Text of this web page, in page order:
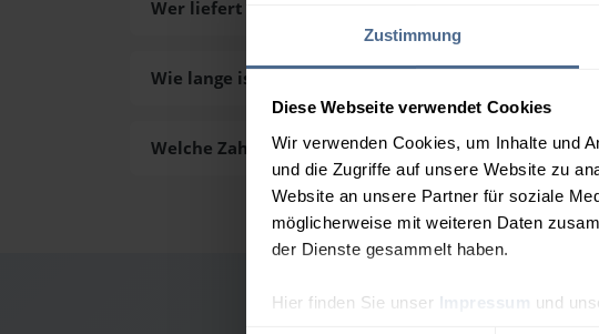
Zustimmung
Diese Webseite verwendet Cookies
Wir verwenden Cookies, um Inhalte und
und die Zugriffe auf unsere Website zu
Website an unsere Partner für soziale
möglicherweise mit weiteren Daten
der Dienste gesammelt haben.
Hier finden Sie unser Impressum und
Wer liefert das Heizöl in Damüls aus?
Wie lange ist die Lieferzeit des Heizöls in Damüls?
Welche Zahlungsarten gibt es?